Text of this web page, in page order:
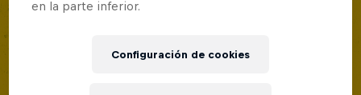
en la parte inferior.
Configuración de cookies